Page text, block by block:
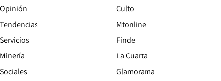
Opinión
Tendencias
Servicios
Minería
Sociales
Culto
Mtonline
Finde
La Cuarta
Glamorama